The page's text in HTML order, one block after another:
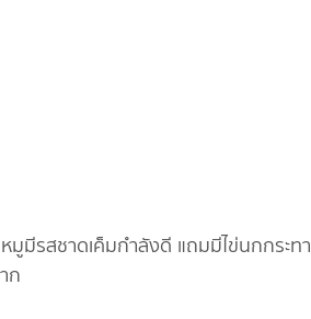
มูมีรสชาดเค็มกำลังดี แถมมีไข่นกกระทา
ก